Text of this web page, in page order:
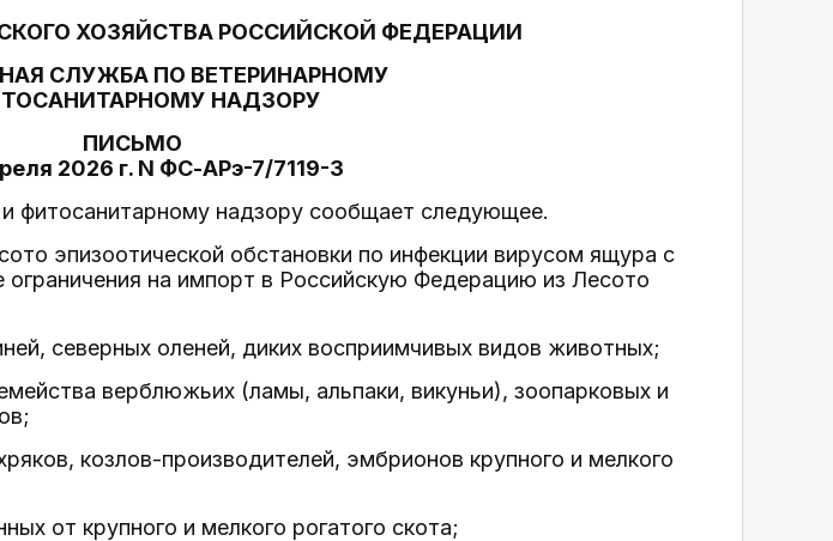
ХОЗЯЙСТВА РОССИЙСКОЙ ФЕДЕРАЦИИ
СЛУЖБА ПО ВЕТЕРИНАРНОМУ
НАДЗОРУ
ПИСЬМО
2026 г. N ФС-АРэ-7/7119-3
фитосанитарному надзору сообщает следующее.
эпизоотической обстановки по инфекции вирусом ящура с
на импорт в Российскую Федерацию из Лесото
северных оленей, диких восприимчивых видов животных;
верблюжьих (ламы, альпаки, викуньи), зоопарковых и
козлов-производителей, эмбрионов крупного и мелкого
от крупного и мелкого рогатого скота;